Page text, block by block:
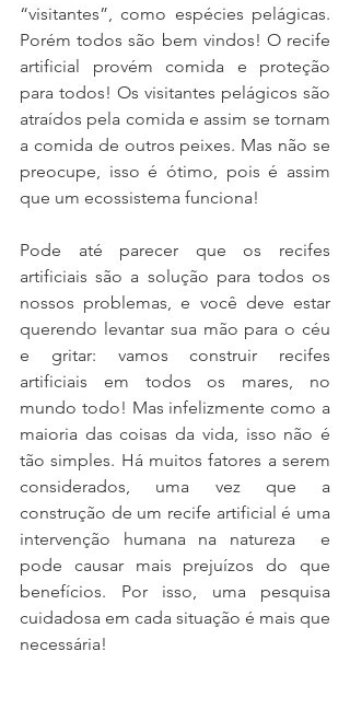
“visitantes”, como espécies pelágicas.
Porém todos são bem vindos! O recife
artificial provém comida e proteção
para todos! Os visitantes pelágicos são
atraídos pela comida e assim se tornam
a comida de outros peixes. Mas não se
preocupe, isso é ótimo, pois é assim
que um ecossistema funciona!
Pode até parecer que os recifes
artificiais são a solução para todos os
nossos problemas, e você deve estar
querendo levantar sua mão para o céu
e gritar: vamos construir recifes
artificiais em todos os mares, no
mundo todo! Mas infelizmente como a
maioria das coisas da vida, isso não é
tão simples. Há muitos fatores a serem
considerados, uma vez que a
construção de um recife artificial é uma
intervenção humana na natureza  e
pode causar mais prejuízos do que
benefícios. Por isso, uma pesquisa
cuidadosa em cada situação é mais que
necessária!